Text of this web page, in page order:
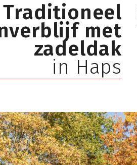
Traditioneel
met
zadeldak
in Haps